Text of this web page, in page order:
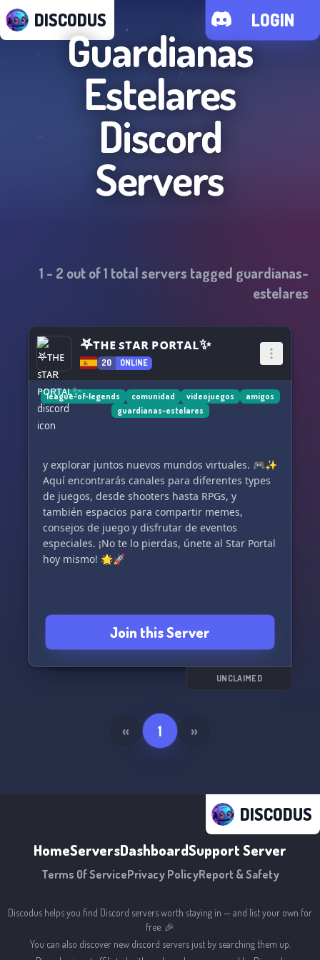
DISCODUS LOGIN
Guardianas
Estelares
Discord
Servers
1 - 2 out of1 total servers tagged guardianas-
estelares
𖤐ᴛʜᴇ sᴛᴀʀ ᴘᴏʀᴛᴀʟ✨
20 ONLINE
league-of-legends comunidad videojuegos
amigos
guardianas-estelares
y explorar juntos nuevos mundos virtuales. 🎮✨
Aquí encontrarás canales para diferentes types
de juegos, desde shooters hasta RPGs, y
también espacios para compartir memes,
consejos de juego y disfrutar de eventos
especiales. ¡No te lo pierdas, únete al Star Portal
hoy mismo! 🌟🚀
Join this Server
UNCLAIMED
« 1 »
DISCODUS
HomeServersDashboardSupport Server
Terms Of ServicePrivacy PolicyReport & Safety
Discodus helps you find Discord servers worth staying in — and list your own for
free. 🎉
You can also discover new discord servers just by searching them up.